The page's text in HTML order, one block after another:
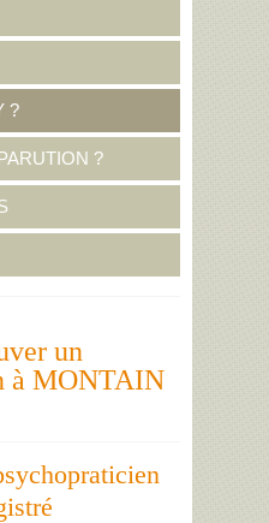
?
?
un
à MONTAIN